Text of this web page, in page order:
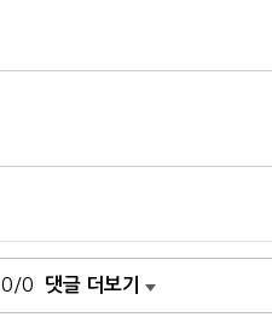
0/0 댓글 더보기